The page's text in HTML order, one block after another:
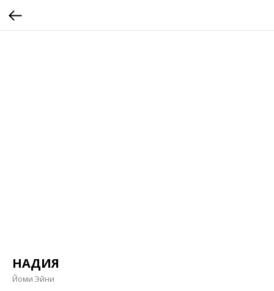
НАДИЯ
Йоми Эйни